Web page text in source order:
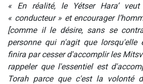
« En réalité, le Yétser Hara’
« conducteur » et encourager
[comme il le désire, sans se
personne qui n'agit que
finira par cesser d'accomplir les
rappeler que l'essentiel est
Torah parce que c'est la volonté